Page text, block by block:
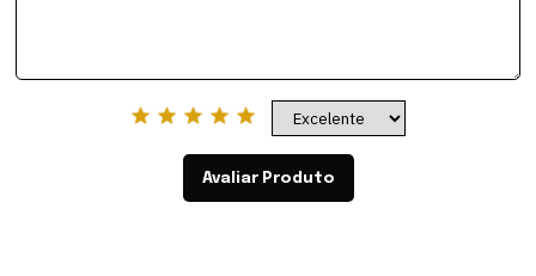
Avaliar Produto